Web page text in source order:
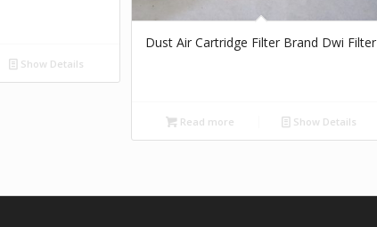
Show Details
Dust Air Cartridge Filter Brand Dwi Filter
Read more Show Details